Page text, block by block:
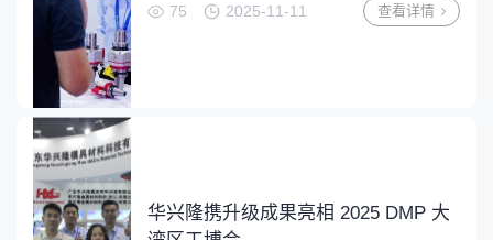
75 2025-11-11 查看详情
华兴隆携升级成果亮相 2025 DMP 大